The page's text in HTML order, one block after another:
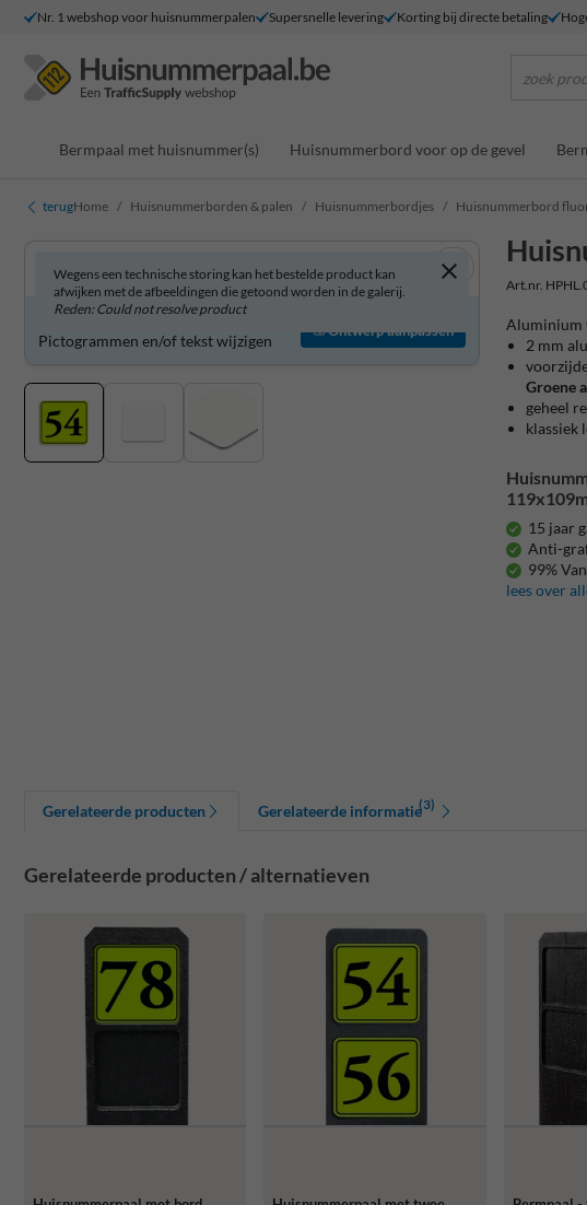
Nr. 1 webshop voor huisnummerpalen Supersnelle levering Korting bij directe betaling
zoek
Bermpaal met huisnummer(s) Huisnummerbord voor op de gevel
terugHome Huisnummerborden & palen Huisnummerbordjes Huisnummerbord
Art.nr.
Wegens een technische storing kan het bestelde product kan
afwijken met de afbeeldingen die getoond worden in de galerij.
Reden: Could not resolve product
Huisnummerbord zelf aanpassen?
Pictogrammen en/of tekst wijzigen
Ontwerp aanpassen
Aluminium
2 mm
Groene
geheel
klassiek
15 jaar
Anti-
99%
lees over
Gerelateerde producten Gerelateerde informatie(3)
Gerelateerde producten / alternatieven